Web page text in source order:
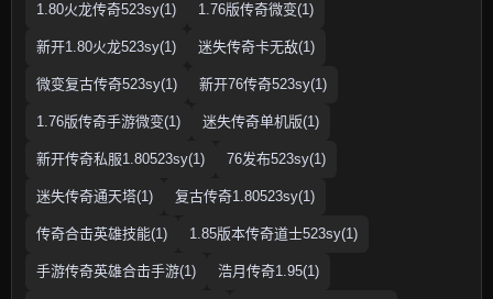
1.80火龙传奇523sy(1) 1.76版传奇微变(1)
新开1.80火龙523sy(1) 迷失传奇卡无敌(1)
微变复古传奇523sy(1) 新开76传奇523sy(1)
1.76版传奇手游微变(1) 迷失传奇单机版(1)
新开传奇私服1.80523sy(1) 76发布523sy(1)
迷失传奇通天塔(1) 复古传奇1.80523sy(1)
传奇合击英雄技能(1) 1.85版本传奇道士523sy(1)
手游传奇英雄合击手游(1) 浩月传奇1.95(1)